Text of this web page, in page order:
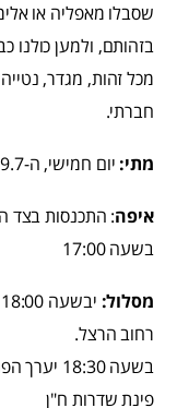
שסבלו מאפליה או
בזהותם, ולמען כולנו
מכל זהות, מגדר,
חברתי.
מתי: יום חמישי, ה-19.7 בשעה 16:30
איפה: התכנסות בצד
בשעה 17:00
מסלול:
רחוב הרצל.
בשעה
פינת שדרות ח"ן